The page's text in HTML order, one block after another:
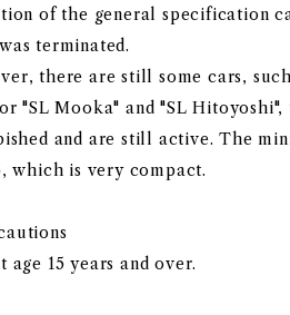
of the general specification
terminated.
there are still some cars,
"SL Mooka" and "SL Hitoyoshi",
and are still active. The
which is very compact.
age 15 years and over.